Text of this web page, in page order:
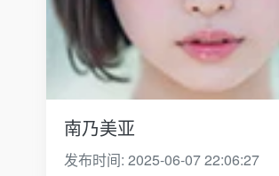
南乃美亚
发布时间: 2025-06-07 22:06:27